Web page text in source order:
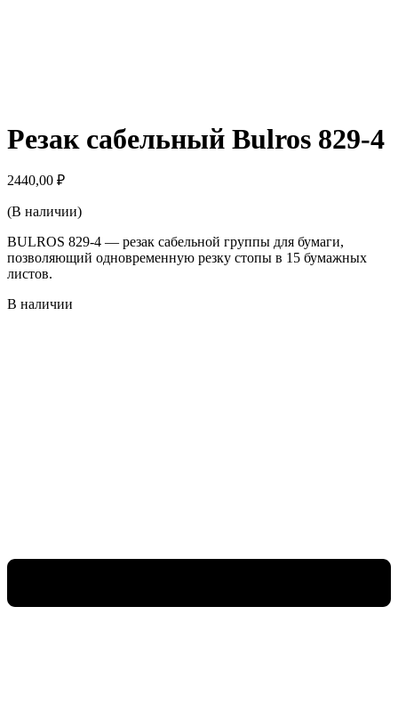
Резак сабельный Bulros 829-4
2440,00 ₽
(В наличии)
BULROS 829-4 — резак сабельной группы для бумаги,
позволяющий одновременную резку стопы в 15 бумажных
листов.
В наличии